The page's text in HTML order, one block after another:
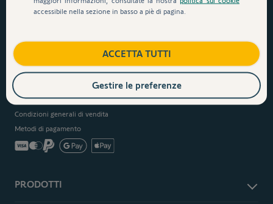
PRODOTTI
Garanzia commerciale
Condizioni generali di vendita
Metodi di pagamento
accessibile nella sezione in basso a piè di pagina.
ACCETTA TUTTI
Gestire le preferenze